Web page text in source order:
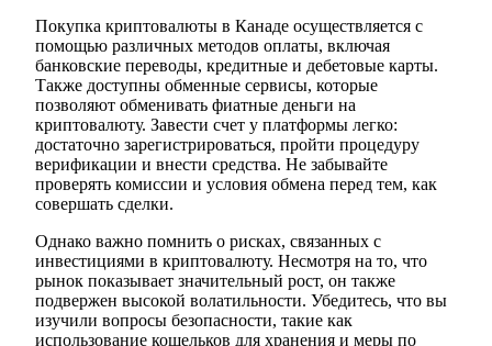
Покупка криптовалюты в Канаде осуществляется с
помощью различных методов оплаты, включая
банковские переводы, кредитные и дебетовые карты.
Также доступны обменные сервисы, которые
позволяют обменивать фиатные деньги на
криптовалюту. Завести счет у платформы легко:
достаточно зарегистрироваться, пройти процедуру
верификации и внести средства. Не забывайте
проверять комиссии и условия обмена перед тем, как
совершать сделки.
Однако важно помнить о рисках, связанных с
инвестициями в криптовалюту. Несмотря на то, что
рынок показывает значительный рост, он также
подвержен высокой волатильности. Убедитесь, что вы
изучили вопросы безопасности, такие как
использование кошельков для хранения и меры по